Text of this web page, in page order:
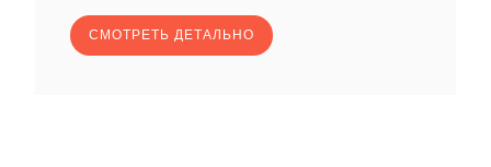
СМОТРЕТЬ ДЕТАЛЬНО